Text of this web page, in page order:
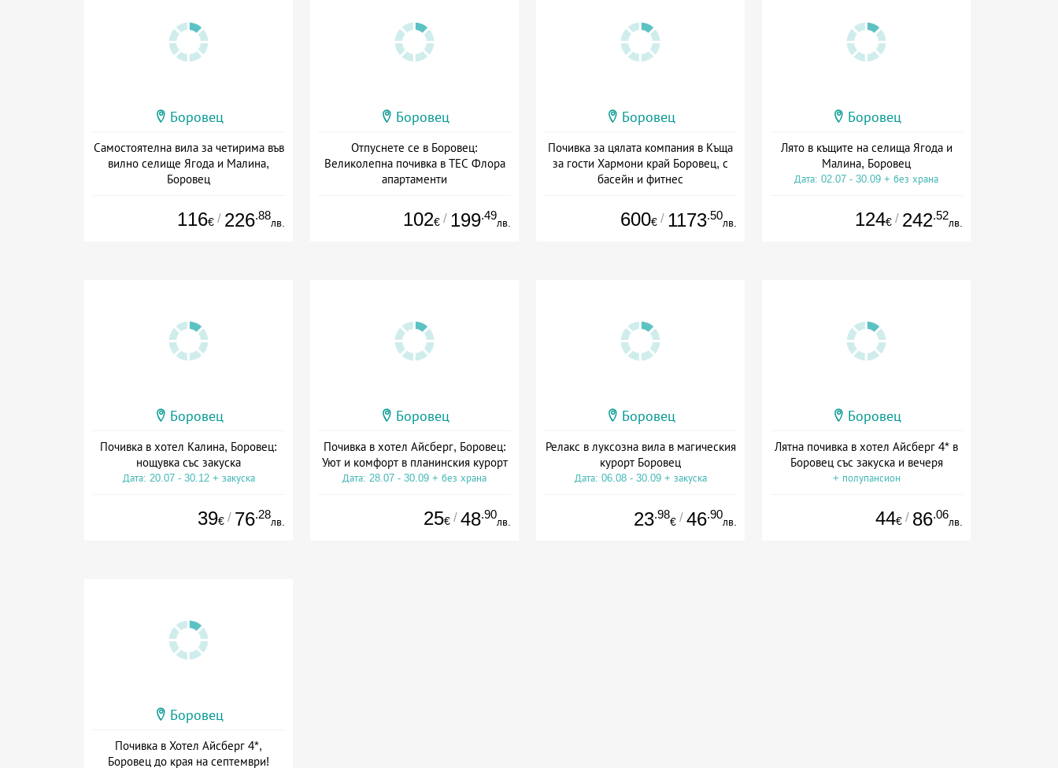
Боровец
Самостоятелна вила за четирима във
вилно селище Ягода и Малина,
Боровец
116€ / 226.88
лв.
Боровец
Отпуснете се в Боровец:
Великолепна почивка в ТЕС Флора
апартаменти
102€ / 199.49
лв.
Боровец
Почивка за цялата компания в Къща
за гости Хармони край Боровец, с
басейн и фитнес
600€ / 1173.50
лв.
Боровец
Лято в къщите на селища Ягода и
Малина, Боровец
Дата: 02.07 - 30.09 + без храна
124€ / 242.52
лв.
Боровец
Почивка в хотел Калина, Боровец:
нощувка със закуска
Дата: 20.07 - 30.12 + закуска
39€ / 76.28
лв.
Боровец
Почивка в хотел Айсберг, Боровец:
Уют и комфорт в планинския курорт
Дата: 28.07 - 30.09 + без храна
25€ / 48.90
лв.
Боровец
Релакс в луксозна вила в магическия
курорт Боровец
Дата: 06.08 - 30.09 + закуска
23.98
€ / 46.90
лв.
Боровец
Лятна почивка в хотел Айсберг 4* в
Боровец със закуска и вечеря
+ полупансион
44€ / 86.06
лв.
Боровец
Почивка в Хотел Айсберг 4*,
Боровец до края на септември!